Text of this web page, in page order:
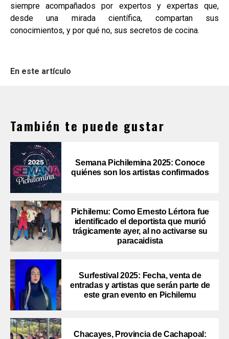
siempre acompañados por expertos y expertas que,
desde una mirada científica, compartan sus
conocimientos, y por qué no, sus secretos de cocina.
En este artículo
También te puede gustar
Semana Pichilemina 2025: Conoce
quiénes son los artistas confirmados
Pichilemu: Como Ernesto Lértora fue
identificado el deportista que murió
trágicamente ayer, al no activarse su
paracaidista
Surfestival 2025: Fecha, venta de
entradas y artistas que serán parte de
este gran evento en Pichilemu
Chacayes, Provincia de Cachapoal: